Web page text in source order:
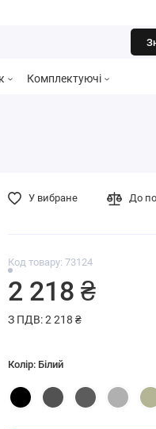
Комплектуючі
Код товару: 73124
2 218 ₴
З ПДВ: 2 218 ₴
Колір: Білий
У вибране До